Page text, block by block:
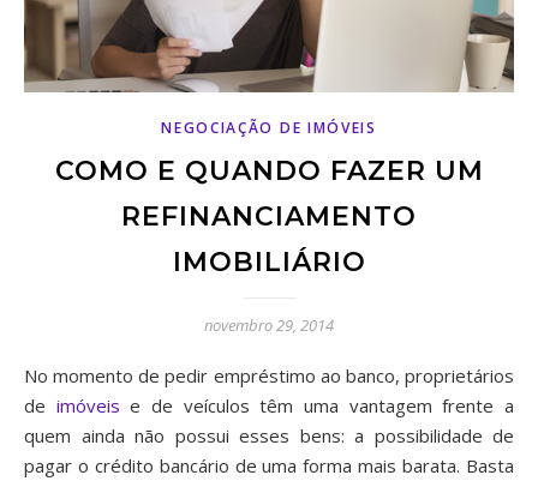
NEGOCIAÇÃO DE IMÓVEIS
COMO E QUANDO FAZER UM
REFINANCIAMENTO
IMOBILIÁRIO
novembro 29, 2014
No momento de pedir empréstimo ao banco, proprietários
de imóveis e de veículos têm uma vantagem frente a
quem ainda não possui esses bens: a possibilidade de
pagar o crédito bancário de uma forma mais barata. Basta